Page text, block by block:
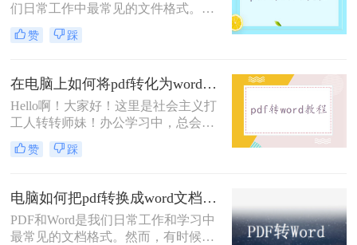
们日常工作中最常见的文件格式。然
而，有时候我们会遇到一个问题，即
需要将一个PDF文件转换成Word文
内容。那么，怎么把pdf转换成word文
档呢？下面我将为您详细介绍几种实
用的方法。
赞 踩
在电脑上如何将pdf转化为word？分享两个轻松转换的方法！
Hello啊！大家好！这里是社会主义打
工人转转师妹！办公学习中，总会接
收到很多PDF文件，因为PDF文件修
改起来比较麻烦，大多时候大家都会
辑！在电脑上如何将pdf转化为word
呢？下面整理了两种！
赞 踩
电脑如何把pdf转换成word文档？试试这个方法吧！
PDF和Word是我们日常工作和学习中
最常见的文档格式。然而，有时候我